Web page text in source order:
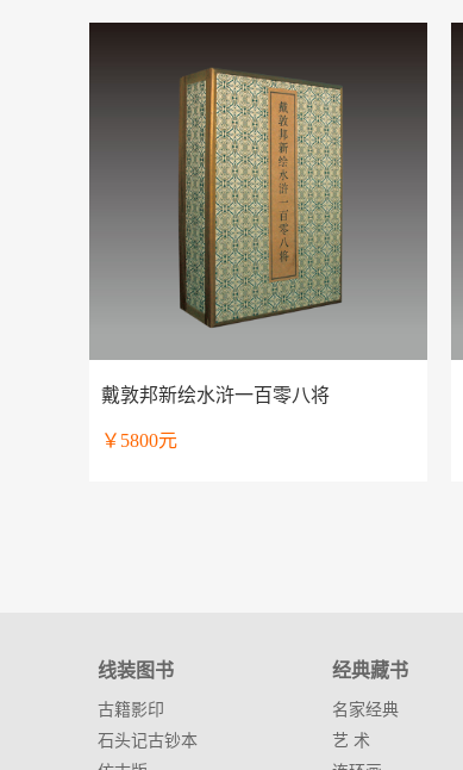
戴敦邦新绘水浒一百零八将
￥5800元
线装图书
古籍影印
石头记古钞本
经典藏书
名家经典
艺 术